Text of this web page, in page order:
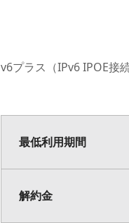
v6プラス（IPv6 IPOE接
最低利用期間
解約金